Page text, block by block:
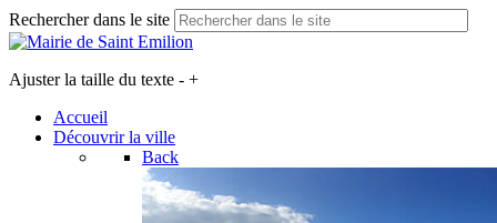
Rechercher dans le site
Ajuster la taille du texte - +
Accueil
Découvrir la ville
Back